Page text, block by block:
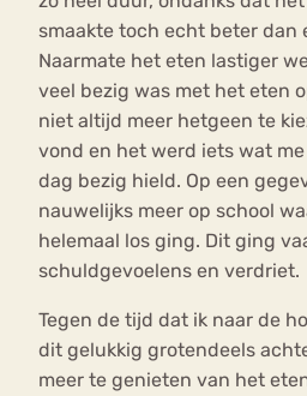
smaakte toch echt beter dan
Naarmate het eten lastiger
veel bezig was met het eten
niet altijd meer hetgeen te
vond en het werd iets wat
dag bezig hield. Op een
nauwelijks meer op school
helemaal los ging. Dit ging
schuldgevoelens en verdriet.
Tegen de tijd dat ik naar de
dit gelukkig grotendeels
meer te genieten van het